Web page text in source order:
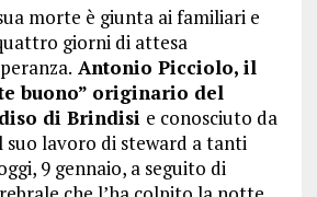
morte è giunta ai familiari e
giorni di attesa
Antonio Picciolo, il
buono” originario del
di Brindisi e conosciuto da
lavoro di steward a tanti
9 gennaio, a seguito di